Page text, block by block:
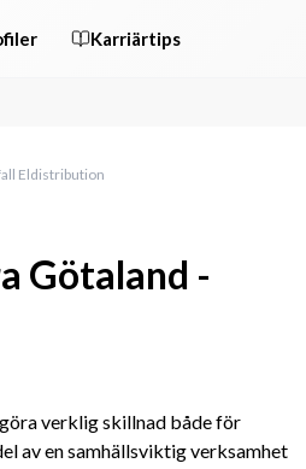
Karriärtips
Eldistribution
Götaland -
verklig skillnad både för
av en samhällsviktig verksamhet